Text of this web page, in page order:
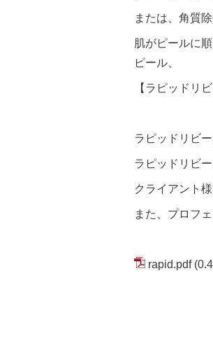
または、角質
肌がピールに
ピール、
【ラピッドリ
ラピッドリビ
ラピッドリビ
クライアント
また、プロフ
rapid.pdf